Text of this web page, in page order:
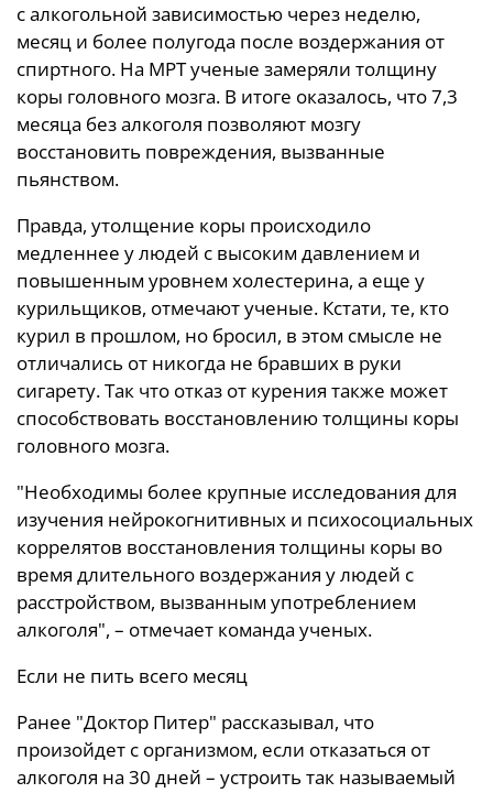
с алкогольной зависимостью через неделю,
месяц и более полугода после воздержания от
спиртного. На МРТ ученые замеряли толщину
коры головного мозга. В итоге оказалось, что 7,3
месяца без алкоголя позволяют мозгу
восстановить повреждения, вызванные
пьянством.
Правда, утолщение коры происходило
медленнее у людей с высоким давлением и
повышенным уровнем холестерина, а еще у
курильщиков, отмечают ученые. Кстати, те, кто
курил в прошлом, но бросил, в этом смысле не
отличались от никогда не бравших в руки
сигарету. Так что отказ от курения также может
способствовать восстановлению толщины коры
головного мозга.
"Необходимы более крупные исследования для
изучения нейрокогнитивных и психосоциальных
коррелятов восстановления толщины коры во
время длительного воздержания у людей с
расстройством, вызванным употреблением
алкоголя", – отмечает команда ученых.
Если не пить всего месяц
Ранее "Доктор Питер" рассказывал, что
произойдет с организмом, если отказаться от
алкоголя на 30 дней – устроить так называемый